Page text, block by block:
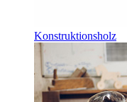
Konstruktionsholz